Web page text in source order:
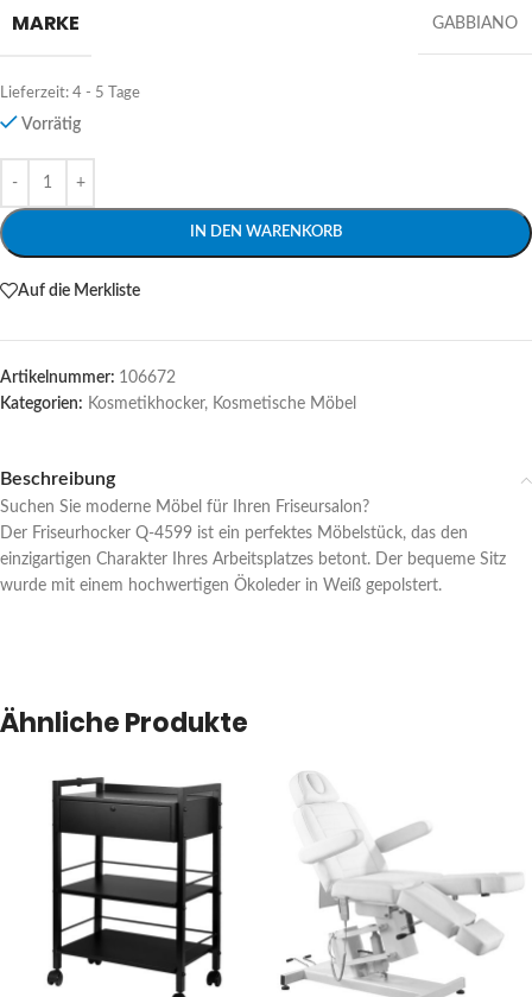
MARKE GABBIANO
Lieferzeit: 4 - 5 Tage
Vorrätig
IN DEN WARENKORB
Alternative:
Auf die Merkliste
Artikelnummer: 106672
Kategorien: Kosmetikhocker, Kosmetische Möbel
Beschreibung
Suchen Sie moderne Möbel für Ihren Friseursalon?
Der Friseurhocker Q-4599 ist ein perfektes Möbelstück, das den
einzigartigen Charakter Ihres Arbeitsplatzes betont. Der bequeme Sitz
wurde mit einem hochwertigen Ökoleder in Weiß gepolstert.
Ähnliche Produkte